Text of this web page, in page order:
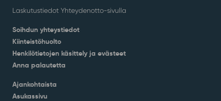
Laskutustiedot Yhteydenotto-sivulla
Soihdun yhteystiedot
Kiinteistöhuolto
Henkilötietojen käsittely ja evästeet
Anna palautetta
Ajankohtaista
Asukassivu